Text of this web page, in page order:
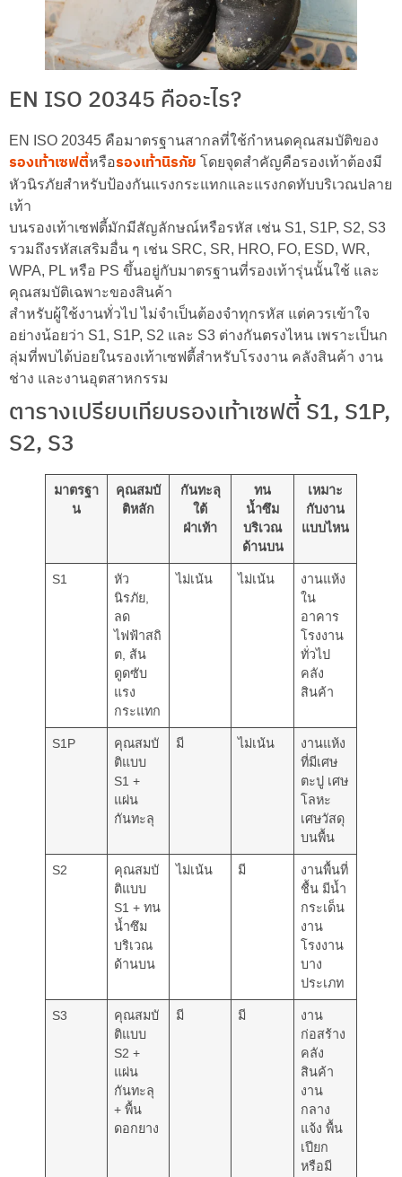
EN ISO 20345 คืออะไร?
EN ISO 20345 คือมาตรฐานสากลที่ใช้กำหนดคุณสมบัติของ
รองเท้าเซฟตี้หรือรองเท้านิรภัย โดยจุดสำคัญคือรองเท้าต้องมี
หัวนิรภัยสำหรับป้องกันแรงกระแทกและแรงกดทับบริเวณปลาย
เท้า
บนรองเท้าเซฟตี้มักมีสัญลักษณ์หรือรหัส เช่น S1, S1P, S2, S3
รวมถึงรหัสเสริมอื่น ๆ เช่น SRC, SR, HRO, FO, ESD, WR,
WPA, PL หรือ PS ขึ้นอยู่กับมาตรฐานที่รองเท้ารุ่นนั้นใช้ และ
คุณสมบัติเฉพาะของสินค้า
สำหรับผู้ใช้งานทั่วไป ไม่จำเป็นต้องจำทุกรหัส แต่ควรเข้าใจ
อย่างน้อยว่า S1, S1P, S2 และ S3 ต่างกันตรงไหน เพราะเป็นก
ลุ่มที่พบได้บ่อยในรองเท้าเซฟตี้สำหรับโรงงาน คลังสินค้า งาน
ช่าง และงานอุตสาหกรรม
ตารางเปรียบเทียบรองเท้าเซฟตี้ S1, S1P,
S2, S3
มาตรฐา
น
คุณสมบั
ติหลัก
กันทะลุ
ใต้
ฝ่าเท้า
ทน
น้ำซึม
บริเวณ
ด้านบน
เหมาะ
กับงาน
แบบไหน
S1
หัว
นิรภัย,
ลด
ไฟฟ้าสถิ
ต, ส้น
ดูดซับ
แรง
กระแทก
ไม่เน้น ไม่เน้น
งานแห้ง
ใน
อาคาร
โรงงาน
ทั่วไป
คลัง
สินค้า
S1P
คุณสมบั
ติแบบ
S1 +
แผ่น
กันทะลุ
มี ไม่เน้น
งานแห้ง
ที่มีเศษ
ตะปู เศษ
โลหะ
เศษวัสดุ
บนพื้น
S2
คุณสมบั
ติแบบ
S1 + ทน
น้ำซึม
บริเวณ
ด้านบน
ไม่เน้น มี
งานพื้นที่
ชื้น มีน้ำ
กระเด็น
งาน
โรงงาน
บาง
ประเภท
S3
คุณสมบั
ติแบบ
S2 +
แผ่น
กันทะลุ
+ พื้น
ดอกยาง
มี มี
งาน
ก่อสร้าง
คลัง
สินค้า
งาน
กลาง
แจ้ง พื้น
เปียก
หรือมี